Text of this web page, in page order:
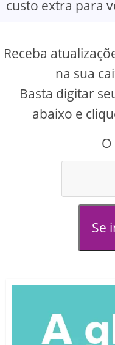
custo extra para
Receba
na sua
Basta digitar
abaixo e
Se